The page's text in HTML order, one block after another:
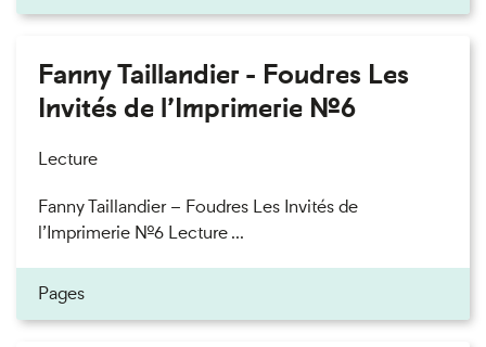
Fanny Taillandier - Foudres Les
Invités de l’Imprimerie n°6
Lecture
Fanny Taillandier – Foudres Les Invités de
l’Imprimerie n°6 Lecture ...
Pages